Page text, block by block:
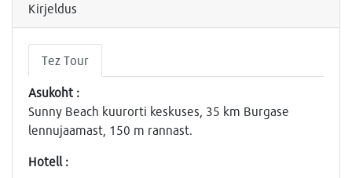
Kirjeldus
Tez Tour
Asukoht :
Sunny Beach kuurorti keskuses, 35 km Burgase
lennujaamast, 150 m rannast.
Hotell :